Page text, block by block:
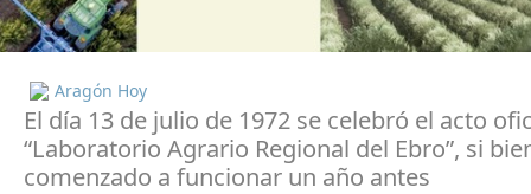
Aragón Hoy
El día 13 de julio de 1972 se celebró el acto
“Laboratorio Agrario Regional del Ebro”, si
comenzado a funcionar un año antes